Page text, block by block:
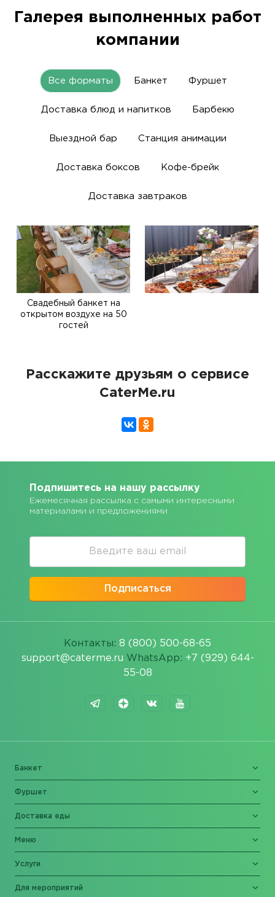
Галерея выполненных работ
компании
Все форматы Банкет Фуршет
Доставка блюд и напитков Барбекю
Выездной бар Станция анимации
Доставка боксов Кофе-брейк
Доставка завтраков
Свадебный банкет на
открытом воздухе на 50
гостей
Расскажите друзьям о сервисе
CaterMe.ru
Подпишитесь на нашу рассылку
Ежемесячная рассылка с самыми интересными
материалами и предложениями
Подписаться
Контакты: 8 (800) 500-68-65
support@caterme.ru WhatsApp: +7 (929) 644-
55-08
Банкет
Фуршет
Доставка еды
Меню
Услуги
Для мероприятий